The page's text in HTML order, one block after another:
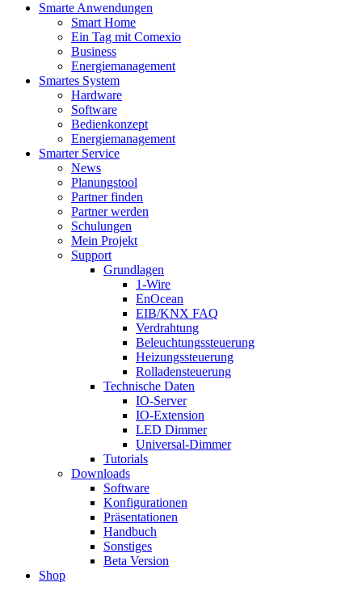
Smarte Anwendungen
Smart Home
Ein Tag mit Comexio
Business
Energiemanagement
Smartes System
Hardware
Software
Bedienkonzept
Energiemanagement
Smarter Service
News
Planungstool
Partner finden
Partner werden
Schulungen
Mein Projekt
Support
Grundlagen
1-Wire
EnOcean
EIB/KNX FAQ
Verdrahtung
Beleuchtungssteuerung
Heizungssteuerung
Rolladensteuerung
Technische Daten
IO-Server
IO-Extension
LED Dimmer
Universal-Dimmer
Tutorials
Downloads
Software
Konfigurationen
Präsentationen
Handbuch
Sonstiges
Beta Version
Shop